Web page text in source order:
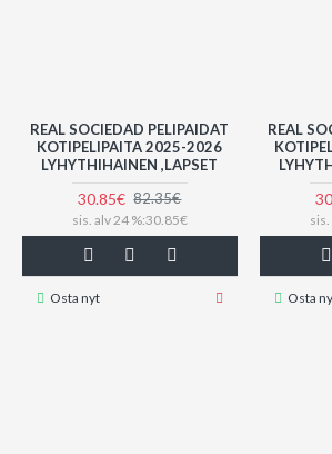
REAL SOCIEDAD PELIPAIDAT
KOTIPELIPAITA 2025-2026
LYHYTHIHAINEN ,LAPSET
30.85€ 82.35€
sis. alv 24 %:30.85€
Osta nyt
REAL
Osta